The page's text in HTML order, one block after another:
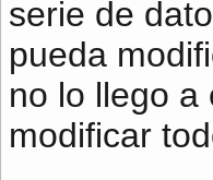
serie de
pueda
no lo llego a
modificar